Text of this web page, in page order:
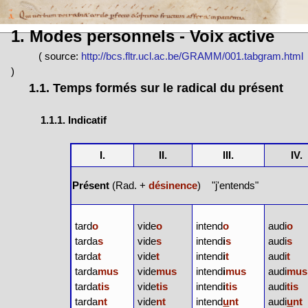
1. Modes personnels - Voix active
( source: http://bcs.fltr.ucl.ac.be/GRAMM/001.tabgram.html
)
1.1. Temps formés sur le radical du présent
1.1.1. Indicatif
I. II. III. IV.
Présent (Rad. +désinence) "j'entends"
tardo
tardas
tardat
tardamus
tardatis
tardant
video
vides
videt
videmus
videtis
vident
intendo
intendis
intendit
intendimus
intenditis
intendunt
audio
audis
audit
audimus
auditis
audiunt